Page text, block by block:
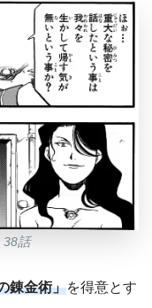
話
錬金術」を得意とす